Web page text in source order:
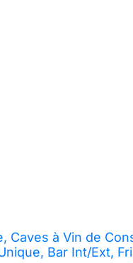
Caves à Vin de
Bar Int/Ext,